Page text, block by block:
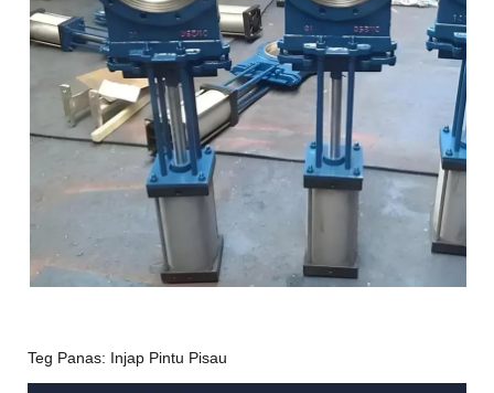
Teg Panas: Injap Pintu Pisau